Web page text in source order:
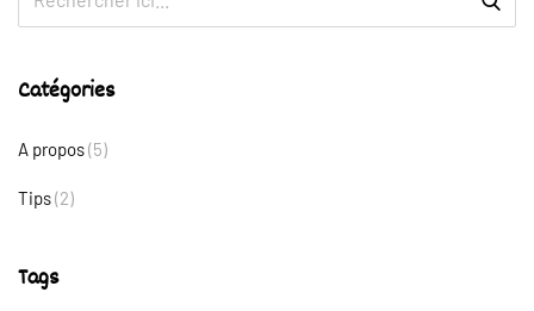
Catégories
A propos(5)
Tips(2)
Tags